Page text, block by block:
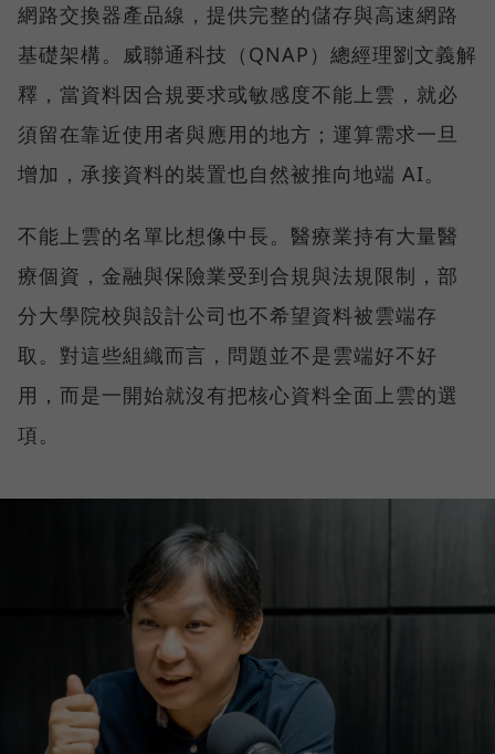
網路交換器產品線，提供完整的儲存與高速網路
基礎架構。威聯通科技（QNAP）總經理劉文義解
釋，當資料因合規要求或敏感度不能上雲，就必
須留在靠近使用者與應用的地方；運算需求一旦
增加，承接資料的裝置也自然被推向地端 AI。
不能上雲的名單比想像中長。醫療業持有大量醫
療個資，金融與保險業受到合規與法規限制，部
分大學院校與設計公司也不希望資料被雲端存
取。對這些組織而言，問題並不是雲端好不好
用，而是一開始就沒有把核心資料全面上雲的選
項。